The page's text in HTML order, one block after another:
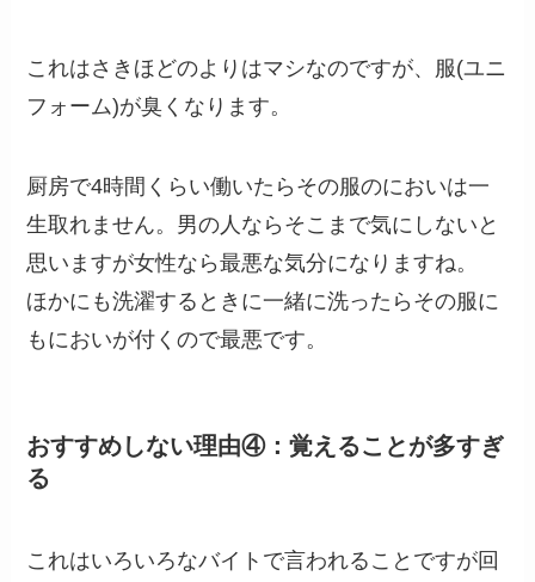
これはさきほどのよりはマシなのですが、服(ユニ
フォーム)が臭くなります。
厨房で4時間くらい働いたらその服のにおいは一
生取れません。男の人ならそこまで気にしないと
思いますが女性なら最悪な気分になりますね。
ほかにも洗濯するときに一緒に洗ったらその服に
もにおいが付くので最悪です。
おすすめしない理由④：覚えることが多すぎ
る
これはいろいろなバイトで言われることですが回